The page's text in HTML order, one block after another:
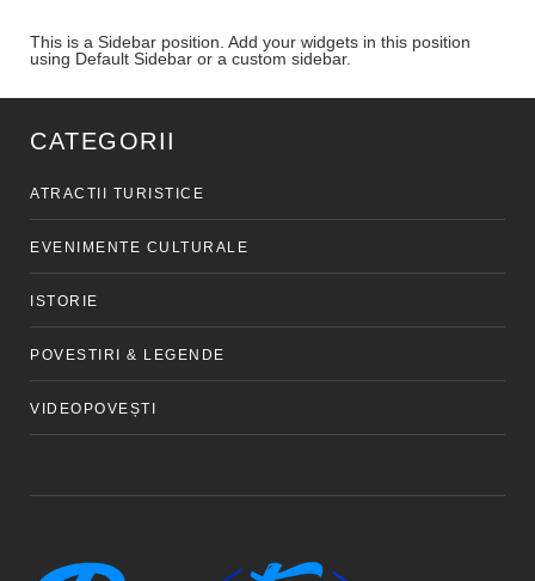
This is a Sidebar position. Add your widgets in this position
using Default Sidebar or a custom sidebar.
CATEGORII
ATRACTII TURISTICE
EVENIMENTE CULTURALE
ISTORIE
POVESTIRI & LEGENDE
VIDEOPOVEȘTI